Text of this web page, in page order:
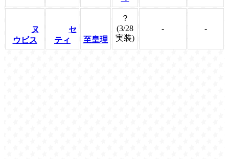
ヌ
ウビス
セ
ティ
至皇理
？
(3/28
実装)
- -